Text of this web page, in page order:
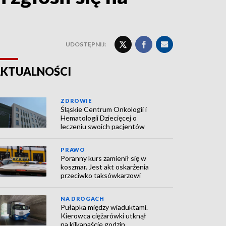
UDOSTĘPNIJ:
ZDROWIE
Śląskie Centrum Onkologii i
Hematologii Dziecięcej o
leczeniu swoich pacjentów
PRAWO
Poranny kurs zamienił się w
koszmar. Jest akt oskarżenia
przeciwko taksówkarzowi
NA DROGACH
Pułapka między wiaduktami.
Kierowca ciężarówki utknął
na kilkanaście godzin